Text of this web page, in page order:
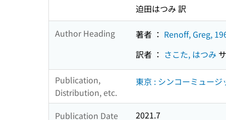
迫田はつみ 訳
Author Heading 著者 ： Renoff, Greg,
訳者 ： さこた, はつみ
Publication,
Distribution, etc.
東京 : シンコーミュー
Publication Date 2021.7